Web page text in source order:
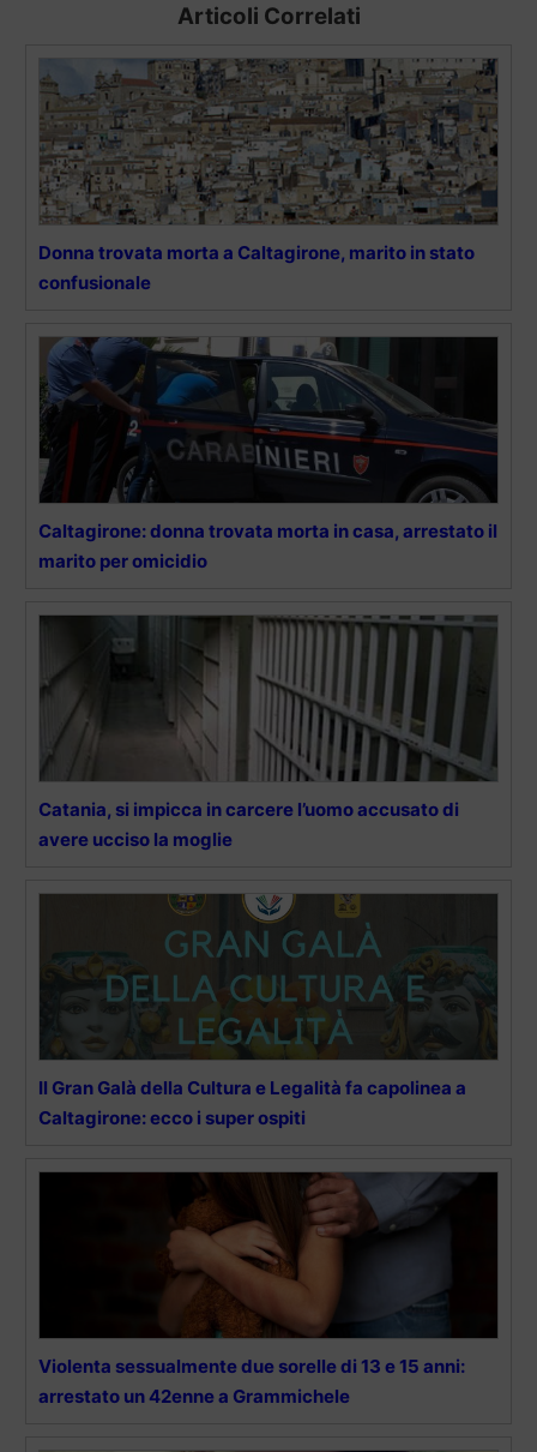
Articoli Correlati
Donna trovata morta a Caltagirone, marito in stato
confusionale
Caltagirone: donna trovata morta in casa, arrestato il
marito per omicidio
Catania, si impicca in carcere l’uomo accusato di
avere ucciso la moglie
Il Gran Galà della Cultura e Legalità fa capolinea a
Caltagirone: ecco i super ospiti
Violenta sessualmente due sorelle di 13 e 15 anni:
arrestato un 42enne a Grammichele